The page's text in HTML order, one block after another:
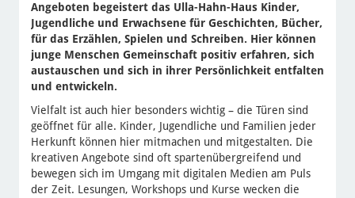
Angeboten begeistert das Ulla-Hahn-Haus Kinder,
Jugendliche und Erwachsene für Geschichten, Bücher,
für das Erzählen, Spielen und Schreiben. Hier können
junge Menschen Gemeinschaft positiv erfahren, sich
austauschen und sich in ihrer Persönlichkeit entfalten
und entwickeln.
Vielfalt ist auch hier besonders wichtig – die Türen sind
geöffnet für alle. Kinder, Jugendliche und Familien jeder
Herkunft können hier mitmachen und mitgestalten. Die
kreativen Angebote sind oft spartenübergreifend und
bewegen sich im Umgang mit digitalen Medien am Puls
der Zeit. Lesungen, Workshops und Kurse wecken die